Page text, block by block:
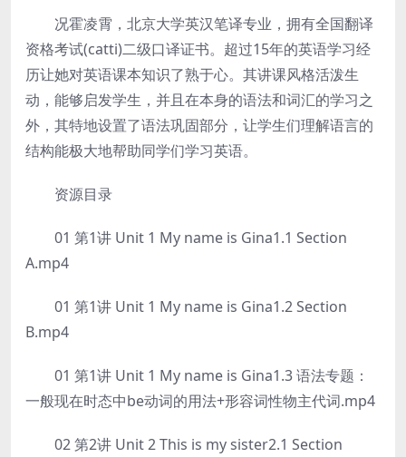
况霍凌霄，北京大学英汉笔译专业，拥有全国翻译
资格考试(catti)二级口译证书。超过15年的英语学习经
历让她对英语课本知识了熟于心。其讲课风格活泼生
动，能够启发学生，并且在本身的语法和词汇的学习之
外，其特地设置了语法巩固部分，让学生们理解语言的
结构能极大地帮助同学们学习英语。
资源目录
01 第1讲 Unit 1 My name is Gina1.1 Section
A.mp4
01 第1讲 Unit 1 My name is Gina1.2 Section
B.mp4
01 第1讲 Unit 1 My name is Gina1.3 语法专题：
一般现在时态中be动词的用法+形容词性物主代词.mp4
02 第2讲 Unit 2 This is my sister2.1 Section